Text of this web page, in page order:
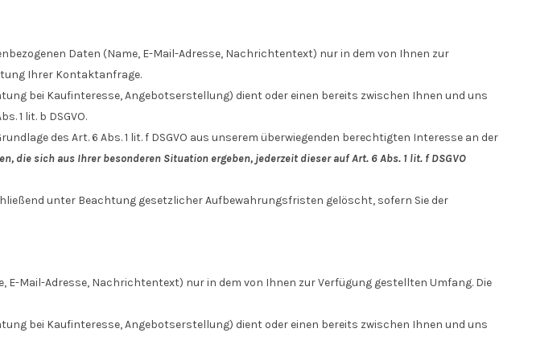
Daten (Name, E-Mail-Adresse, Nachrichtentext) nur in dem von Ihnen zur
Ihrer Kontaktanfrage.
bei Kaufinteresse, Angebotserstellung) dient oder einen bereits zwischen Ihnen und uns
1 lit. b DSGVO.
des Art. 6 Abs. 1 lit. f DSGVO aus unserem überwiegenden berechtigten Interesse an der
die sich aus Ihrer besonderen Situation ergeben, jederzeit dieser auf Art. 6 Abs. 1 lit. f DSGVO
unter Beachtung gesetzlicher Aufbewahrungsfristen gelöscht, sofern Sie der
Mail-Adresse, Nachrichtentext) nur in dem von Ihnen zur Verfügung gestellten Umfang. Die
bei Kaufinteresse, Angebotserstellung) dient oder einen bereits zwischen Ihnen und uns